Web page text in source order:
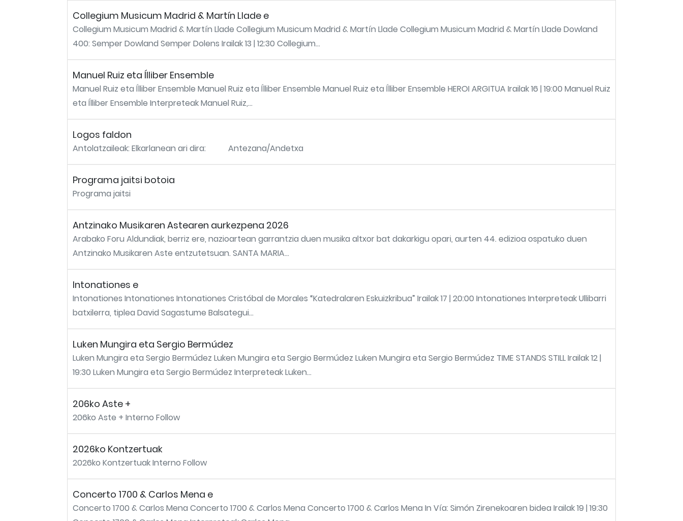
Collegium Musicum Madrid & Martín Llade e
Collegium Musicum Madrid & Martín Llade Collegium Musicum Madrid & Martín Llade Collegium Musicum Madrid & Martín Llade Dowland
400: Semper Dowland Semper Dolens Irailak 13 | 12:30 Collegium...
Manuel Ruiz eta Ílliber Ensemble
Manuel Ruiz eta Ílliber Ensemble Manuel Ruiz eta Ílliber Ensemble Manuel Ruiz eta Ílliber Ensemble HEROI ARGITUA Irailak 16 | 19:00 Manuel Ruiz
eta Ílliber Ensemble Interpreteak Manuel Ruiz,...
Logos faldon
Antolatzaileak: Elkarlanean ari dira: Antezana/Andetxa
Programa jaitsi botoia
Programa jaitsi
Antzinako Musikaren Astearen aurkezpena 2026
Arabako Foru Aldundiak, berriz ere, nazioartean garrantzia duen musika altxor bat dakarkigu opari, aurten 44. edizioa ospatuko duen
Antzinako Musikaren Aste entzutetsuan. SANTA MARIA...
Intonationes e
Intonationes Intonationes Intonationes Cristóbal de Morales “Katedralaren Eskuizkribua” Irailak 17 | 20:00 Intonationes Interpreteak Ullibarri
batxilerra, tiplea David Sagastume Balsategui...
Luken Mungira eta Sergio Bermúdez
Luken Mungira eta Sergio Bermúdez Luken Mungira eta Sergio Bermúdez Luken Mungira eta Sergio Bermúdez TIME STANDS STILL Irailak 12 |
19:30 Luken Mungira eta Sergio Bermúdez Interpreteak Luken...
206ko Aste +
206ko Aste + Interno Follow
2026ko Kontzertuak
2026ko Kontzertuak Interno Follow
Concerto 1700 & Carlos Mena e
Concerto 1700 & Carlos Mena Concerto 1700 & Carlos Mena Concerto 1700 & Carlos Mena In Vía: Simón Zirenekoaren bidea Irailak 19 | 19:30